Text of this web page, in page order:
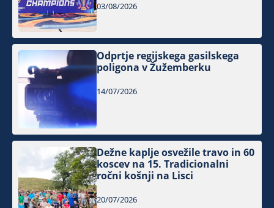
03/08/2026
Odprtje regijskega gasilskega
poligona v Žužemberku
14/07/2026
Dežne kaplje osvežile travo in 60
koscev na 15. Tradicionalni
ročni košnji na Lisci
20/07/2026